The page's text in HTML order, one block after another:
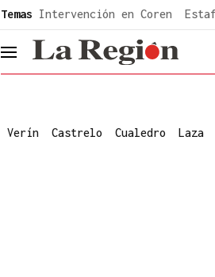
Temas Intervención en Coren
header.menu.open
Verín Castrelo Cualedro Laza